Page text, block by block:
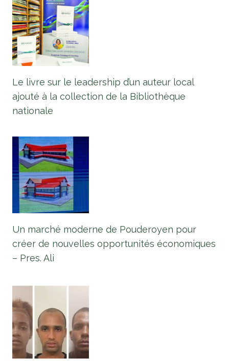
Le livre sur le leadership d’un auteur local
ajouté à la collection de la Bibliothèque
nationale
Un marché moderne de Pouderoyen pour
créer de nouvelles opportunités économiques
– Pres. Ali